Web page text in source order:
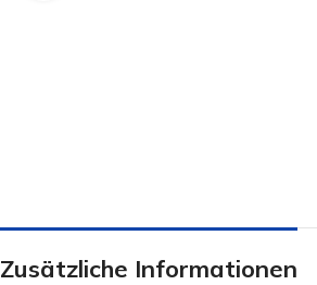
Zusätzliche Informationen